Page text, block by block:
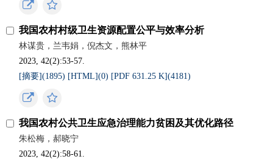
我国农村村级卫生资源配置公平与效率分析
林谋贵，兰韦娟，倪杰文，熊林平
2023, 42(2):53-57.
[摘要](1895) [HTML](0) [PDF 631.25 K](4181)
我国农村公共卫生应急治理能力贫困及其优化路径
朱松梅，郝晓宁
2023, 42(2):58-61.